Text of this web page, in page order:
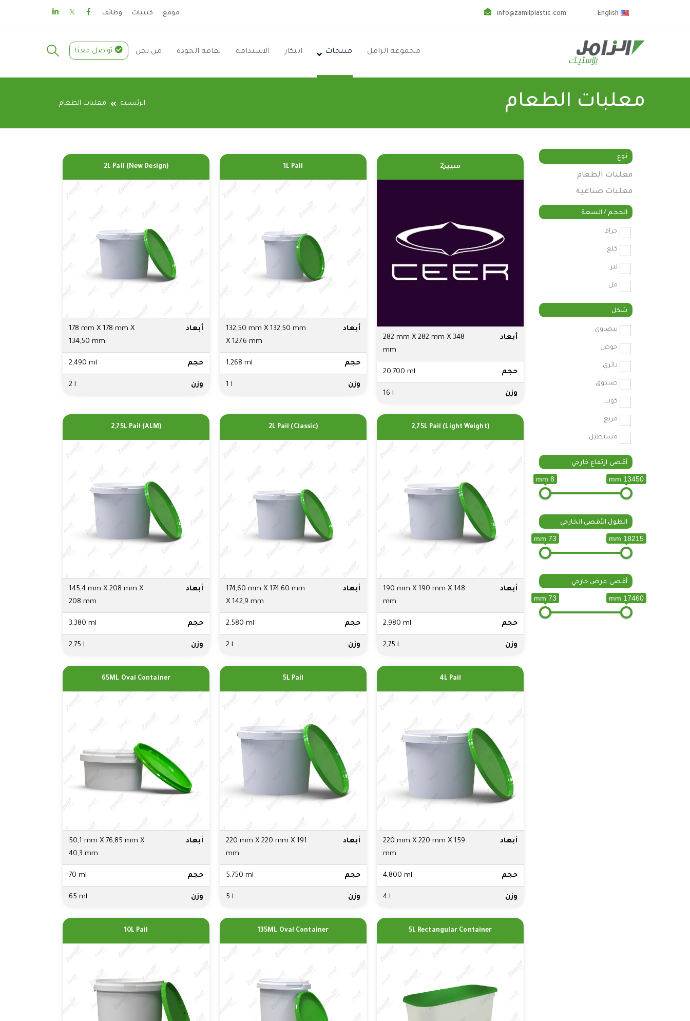
English
info@zamilplastic.com موقع كتيبات وظائف
تواصل معنا مجموعة الزامل منتجات ابتكار الاستدامة ثقافة الجودة من نحن
معلبات الطعام الرئيسية معلبات الطعام
نوع
معلبات الطعام
معلبات صناعية
الحجم / السعة
جرام
كلغ
لتر
مل
شكل
بيضاوي
حوض
دائري
صندوق
كوب
مربع
مستطيل
أقصى ارتفاع خارجي
8 mm 13450 mm
الطول الأقصى الخارجي
73 mm 18215 mm
أقصى عرض خارجي
73 mm 17460 mm
سيير2
أبعاد
282 mm X 282 mm X 348
mm
حجم 20,700 ml
وزن 16 l
1L Pail
أبعاد
132,50 mm X 132,50 mm
X 127,6 mm
حجم 1,268 ml
وزن 1 l
2L Pail (New Design)
أبعاد
178 mm X 178 mm X
134,50 mm
حجم 2,490 ml
وزن 2 l
2,75L Pail (Light Weight)
أبعاد
190 mm X 190 mm X 148
mm
حجم 2,980 ml
وزن 2,75 l
2L Pail (Classic)
أبعاد
174,60 mm X 174,60 mm
X 142,9 mm
حجم 2,580 ml
وزن 2 l
2,75L Pail (ALM)
أبعاد
145,4 mm X 208 mm X
208 mm
حجم 3,380 ml
وزن 2,75 l
4L Pail
أبعاد
220 mm X 220 mm X 159
mm
حجم 4,800 ml
وزن 4 l
5L Pail
أبعاد
220 mm X 220 mm X 191
mm
حجم 5,750 ml
وزن 5 l
65ML Oval Container
أبعاد
50,1 mm X 76,85 mm X
40,3 mm
حجم 70 ml
وزن 65 ml
5L Rectangular Container
135ML Oval Container
10L Pail